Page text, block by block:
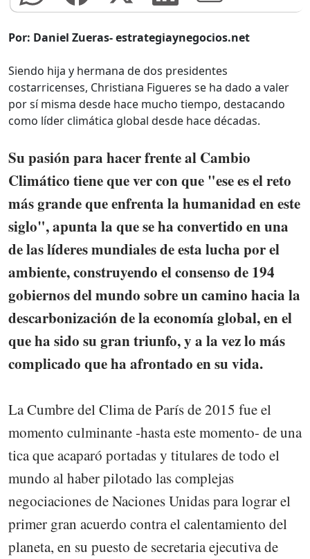
Por: Daniel Zueras- estrategiaynegocios.net
Siendo hija y hermana de dos presidentes
costarricenses, Christiana Figueres se ha dado a valer
por sí misma desde hace mucho tiempo, destacando
como líder climática global desde hace décadas.
Su pasión para hacer frente al Cambio
Climático tiene que ver con que "ese es el reto
más grande que enfrenta la humanidad en este
siglo", apunta la que se ha convertido en una
de las líderes mundiales de esta lucha por el
ambiente, construyendo el consenso de 194
gobiernos del mundo sobre un camino hacia la
descarbonización de la economía global, en el
que ha sido su gran triunfo, y a la vez lo más
complicado que ha afrontado en su vida.
La Cumbre del Clima de París de 2015 fue el
momento culminante -hasta este momento- de una
tica que acaparó portadas y titulares de todo el
mundo al haber pilotado las complejas
negociaciones de Naciones Unidas para lograr el
primer gran acuerdo contra el calentamiento del
planeta, en su puesto de secretaria ejecutiva de